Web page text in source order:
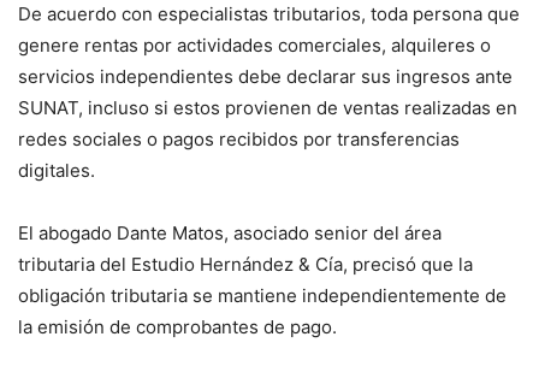
De acuerdo con especialistas tributarios, toda persona que
genere rentas por actividades comerciales, alquileres o
servicios independientes debe declarar sus ingresos ante
SUNAT, incluso si estos provienen de ventas realizadas en
redes sociales o pagos recibidos por transferencias
digitales.
El abogado Dante Matos, asociado senior del área
tributaria del Estudio Hernández & Cía, precisó que la
obligación tributaria se mantiene independientemente de
la emisión de comprobantes de pago.